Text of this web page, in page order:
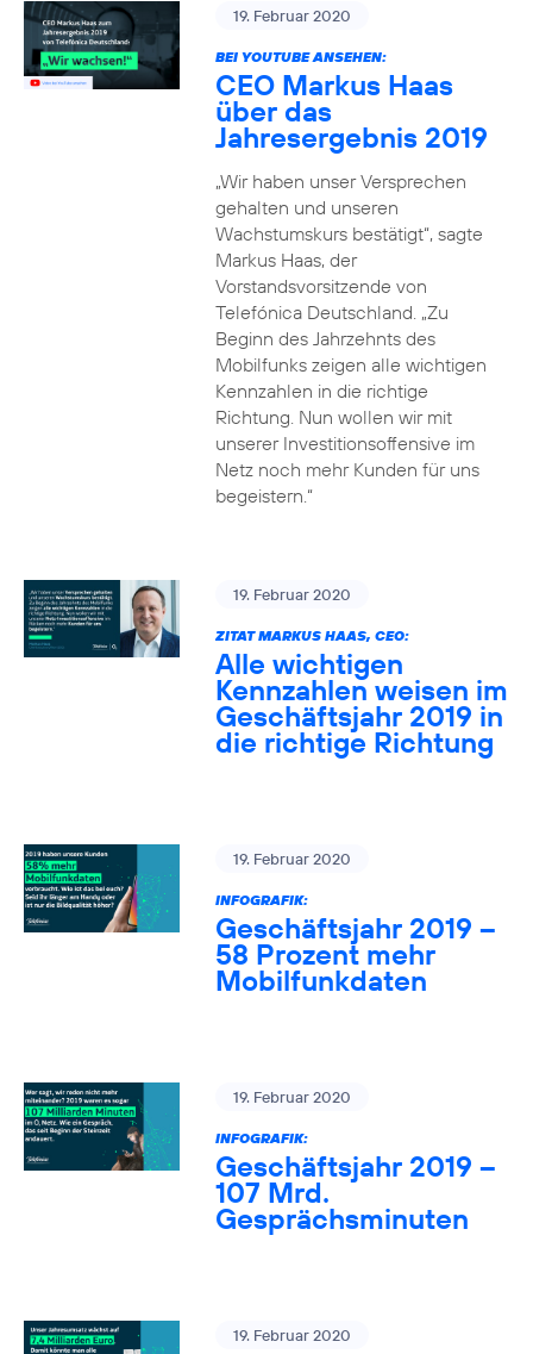
19. Februar 2020
BEI YOUTUBE ANSEHEN:
CEO Markus Haas
über das
Jahresergebnis 2019
„Wir haben unser Versprechen
gehalten und unseren
Wachstumskurs bestätigt“, sagte
Markus Haas, der
Vorstandsvorsitzende von
Telefónica Deutschland. „Zu
Beginn des Jahrzehnts des
Mobilfunks zeigen alle wichtigen
Kennzahlen in die richtige
Richtung. Nun wollen wir mit
unserer Investitionsoffensive im
Netz noch mehr Kunden für uns
begeistern.“
19. Februar 2020
ZITAT MARKUS HAAS, CEO:
Alle wichtigen
Kennzahlen weisen im
Geschäftsjahr 2019 in
die richtige Richtung
19. Februar 2020
INFOGRAFIK:
Geschäftsjahr 2019 –
58 Prozent mehr
Mobilfunkdaten
19. Februar 2020
INFOGRAFIK:
Geschäftsjahr 2019 –
107 Mrd.
Gesprächsminuten
19. Februar 2020